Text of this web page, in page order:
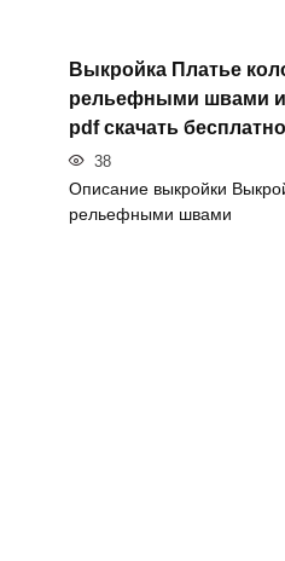
Выкройка Платье
рельефными швами и
pdf скачать бесплатно
38
Описание выкройки
рельефными швами